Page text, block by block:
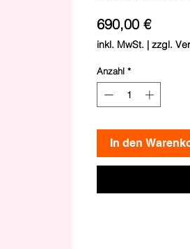
690,00 €Preis
inkl. MwSt. | zzgl.
Anzahl *
In den